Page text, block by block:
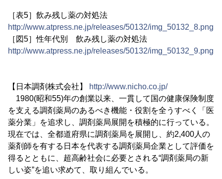
［表5］飲み残し薬の対処法
http://www.atpress.ne.jp/releases/50132/img_50132_8.png
［図5］性年代別 飲み残し薬の対処法
http://www.atpress.ne.jp/releases/50132/img_50132_9.png
【日本調剤株式会社】
http://www.nicho.co.jp/
1980(昭和55)年の創業以来、一貫して国の健康保険制度
を支える調剤薬局のあるべき機能・役割を全うすべく「医
薬分業」を追求し、調剤薬局展開を積極的に行っている。
現在では、全都道府県に調剤薬局を展開し、約2,400人の
薬剤師を有する日本を代表する調剤薬局企業として評価を
得るとともに、超高齢社会に必要とされる“調剤薬局の新
しい姿”を追い求めて、取り組んでいる。